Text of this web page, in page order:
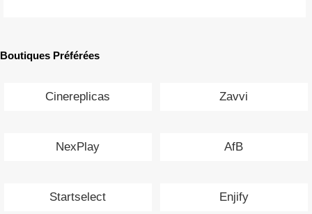
Boutiques Préférées
Cinereplicas Zavvi
NexPlay AfB
Startselect Enjify